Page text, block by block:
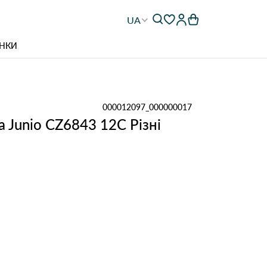
UA
000012097_000000017
Junio CZ6843 12С Різні